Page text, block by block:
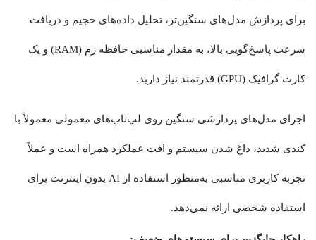
برای پردازش مدل‌های سنگین‌تر، تحلیل داده‌های حجیم و دریافت
سرعت پاسخ‌گویی بالا، به مقدار مناسبی حافظه رم (RAM) و یک
کارت گرافیک (GPU) قدرتمند نیاز دارید.
اجرای مدل‌های پردازشی سنگین روی لپ‌تاپ‌های معمولی معمولاً با
کندی شدید، داغ شدن سیستم و افت عملکرد همراه است و عملاً
تجربه کاربری مناسبی به‌منظور استفاده از AI بدون اینترنت برای
استفاده شخصی ارائه نمی‌دهد.